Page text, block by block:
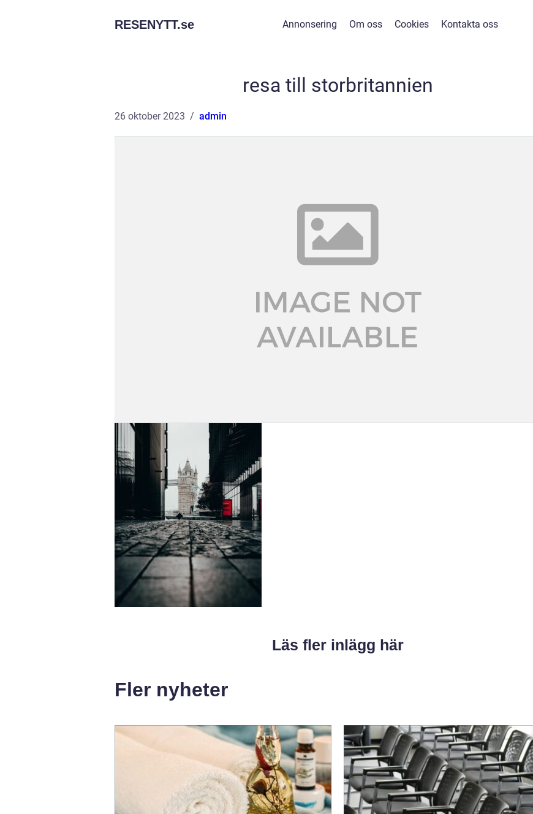
RESENYTT.se Annonsering Om oss Cookies Kontakta oss
resa till storbritannien
26 oktober 2023 admin
Läs fler inlägg här
Fler nyheter